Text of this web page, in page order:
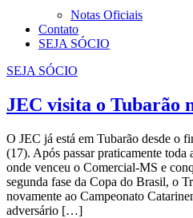
Notas Oficiais
Contato
SEJA SÓCIO
SEJA SÓCIO
JEC visita o Tubarão
O JEC já está em Tubarão desde o
(17). Após passar praticamente toda
onde venceu o Comercial-MS e
segunda fase da Copa do Brasil, o
novamente ao Campeonato
adversário […]